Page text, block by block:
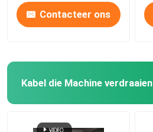
Contacteer ons
Kabel die Machine verdraaien